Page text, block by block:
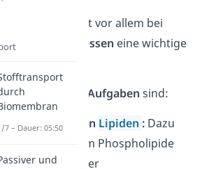
spielt vor allem bei
eine wichtige
wichtigsten Aufgaben sind:
Herstellung von Lipiden : Dazu
zählen vor allem Phospholipide
(Bestandteile der
7 – Dauer: 05:50
und